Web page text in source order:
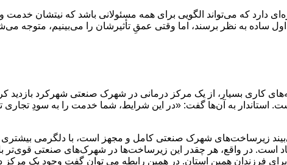
دارد که می‌تواند الگویی برای همه مسئولانی باشد که نیتشان
ساده به نظر برسند، اما وقتی عمقِ تأثیرشان را می‌بینیم، متوجه
کاری بسیار، از یک مرکز درمانی در شهرک صنعتی شهرکرد بازدید
استاندار به آن‌ها گفت: «در این شرایط، شما خدمت را به سودِ
زیرساخت‌های شهرک صنعتی کامل و مجهز است، با دلگرمی
است. در واقع، هر چقدر این زیرساخت‌ها در شهرک‌های صنعتی قوی‌تر
برای فرزندان همین استان. در همین رابطه می توان گفت وجود یک